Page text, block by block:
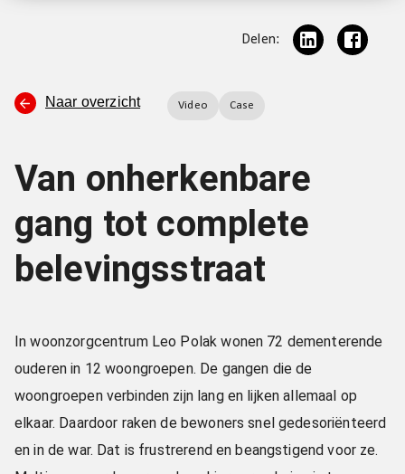
Delen:
Naar overzicht Video Case
Van onherkenbare
gang tot complete
belevingsstraat
In woonzorgcentrum Leo Polak wonen 72 dementerende
ouderen in 12 woongroepen. De gangen die de
woongroepen verbinden zijn lang en lijken allemaal op
elkaar. Daardoor raken de bewoners snel gedesoriënteerd
en in de war. Dat is frustrerend en beangstigend voor ze.